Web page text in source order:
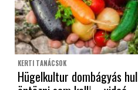
KERTI TANÁCSOK
Hügelkultur dombágyás